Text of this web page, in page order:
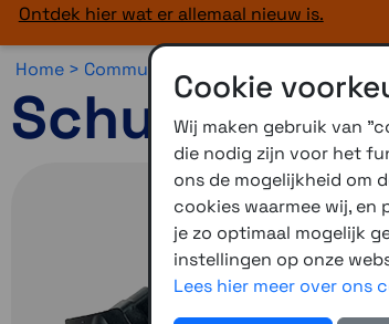
Ontdek hier wat er allemaal nieuw is.
Home > Communicatie >
Schuberth
Cookie
Wij maken gebruik van
die nodig zijn voor het
ons de mogelijkheid om
cookies waarmee wij, en
je zo optimaal mogelijk
instellingen op onze
Lees hier meer over ons